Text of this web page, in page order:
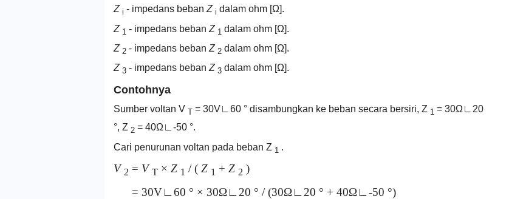
Z i - impedans bebanZ i dalam ohm [Ω].
Z 1 - impedans beban Z 1 dalam ohm [Ω].
Z 2 - impedans beban Z 2 dalam ohm [Ω].
Z 3 - impedans beban Z 3 dalam ohm [Ω].
Contohnya
Sumber voltan V T = 30V∟60 ° disambungkan ke beban secara bersiri, Z 1 = 30Ω∟20
°, Z 2 = 40Ω∟-50 °.
Cari penurunan voltan pada beban Z 1 .
V 2 = VT × Z 1 / ( Z 1 + Z 2 )
= 30V∟60 ° × 30Ω∟20 ° / (30Ω∟20 ° + 40Ω∟-50 °)